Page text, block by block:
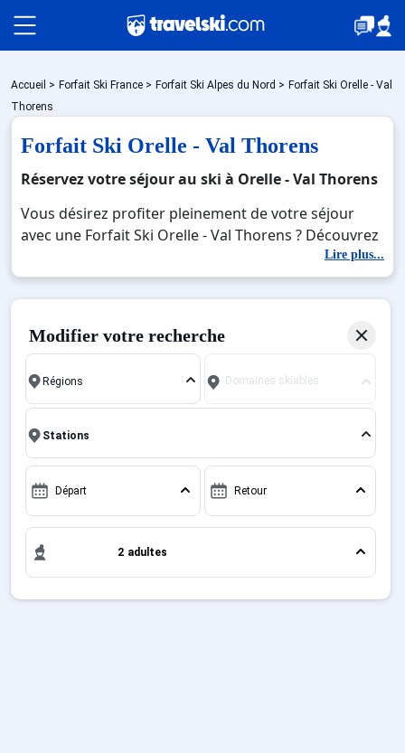
Packages
Stations
Hébergements
Bons plans
Sites CSE & Groupes
Accueil > Forfait Ski France > Forfait Ski Alpes du Nord > Forfait Ski Orelle - Val
Thorens
Forfait Ski Orelle - Val Thorens
Réservez votre séjour au ski à Orelle - Val Thorens
Vous désirez profiter pleinement de votre séjour
avec une Forfait Ski Orelle - Val Thorens ? Découvrez
nos offres de Forfait Ski Orelle - Val Thorens pour
skier sans limite à noel, jour de l'an, février. Fermez
les yeux et imaginez… Profitez de votre Forfait Ski
où vous pourrez mêler les plaisirs de la glisse sur les
avec la beauté des paysages montagnards. Pour un
week-end ou pour 7 jours en Forfait Ski Orelle - Val
Thorens , en famille ou entre amis, c'est l'occasion
parfaite pour créer des souvenirs uniques de vos
vacances au ski.
Lire plus...
Modifier votre recherche
Domaines skiables
Départ Retour
2 adultes